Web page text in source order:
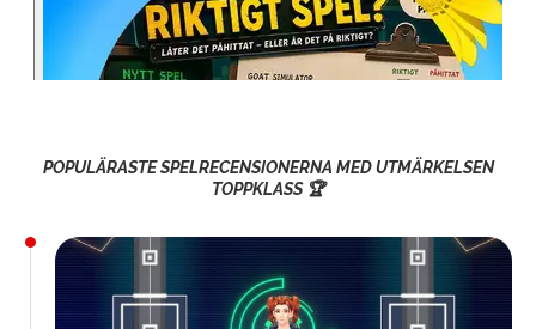
POPULÄRASTE SPELRECENSIONERNA MED UTMÄRKELSEN
TOPPKLASS 🏆